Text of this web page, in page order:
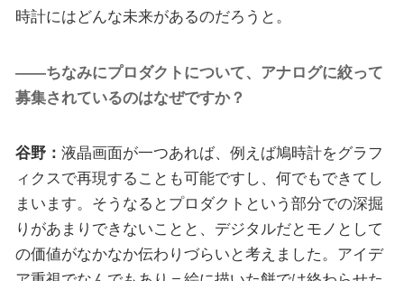
時計にはどんな未来があるのだろうと。
――ちなみにプロダクトについて、アナログに絞って
募集されているのはなぜですか？
谷野： 液晶画面が一つあれば、例えば鳩時計をグラフ
ィクスで再現することも可能ですし、何でもできてし
まいます。そうなるとプロダクトという部分での深掘
りがあまりできないことと、デジタルだとモノとして
の価値がなかなか伝わりづらいと考えました。アイデ